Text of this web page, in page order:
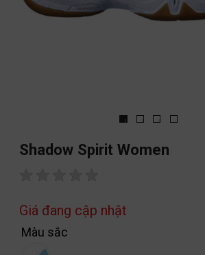
Shadow Spirit Women
Giá đang cập nhật
Màu sắc